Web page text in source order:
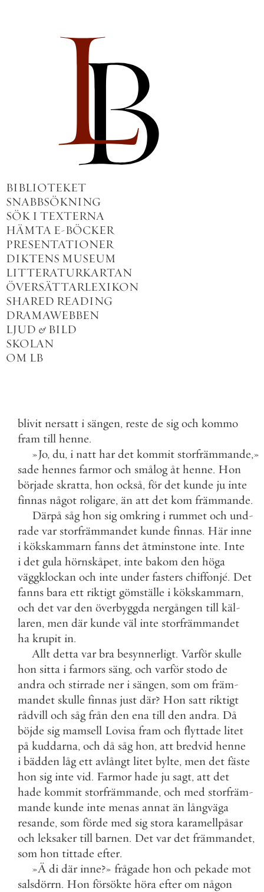
BIBLIOTEKET
SNABBSÖKNING
SÖK I TEXTERNA
HÄMTA E-BÖCKER
PRESENTATIONER
DIKTENS MUSEUM
LITTERATURKARTAN
ÖVERSÄTTARLEXIKON
SHARED READING
DRAMAWEBBEN
LJUD & BILD
SKOLAN
OM LB
blivit nersatt i sängen, reste de sig och kommo
fram till henne.
»Jo, du, i natt har det kommit storfrämmande,»
sade hennes farmor och smålog åt henne. Hon
började skratta, hon också, för det kunde ju inte
finnas något roligare, än att det kom främmande.
Därpå såg hon sig omkring i rummet och und-
rade var storfrämmandet kunde finnas. Här inne
i kökskammarn fanns det åtminstone inte. Inte
i det gula hörnskåpet, inte bakom den höga
väggklockan och inte under fasters chiffonjé. Det
fanns bara ett riktigt gömställe i kökskammarn,
och det var den överbyggda nergången till käl-
laren, men där kunde väl inte storfrämmandet
ha krupit in.
Allt detta var bra besynnerligt. Varför skulle
hon sitta i farmors säng, och varför stodo de
andra och stirrade ner i sängen, som om främ-
mandet skulle finnas just där? Hon satt riktigt
rådvill och såg från den ena till den andra. Då
böjde sig mamsell Lovisa fram och flyttade litet
på kuddarna, och då såg hon, att bredvid henne
i bädden låg ett avlångt litet bylte, men det fäste
hon sig inte vid. Farmor hade ju sagt, att det
hade kommit storfrämmande, och med storfräm-
mande kunde inte menas annat än långväga
resande, som förde med sig stora karamellpåsar
och leksaker till barnen. Det var det främmandet,
som hon tittade efter.
»Ä di där inne?» frågade hon och pekade mot
salsdörrn. Hon försökte höra efter om någon